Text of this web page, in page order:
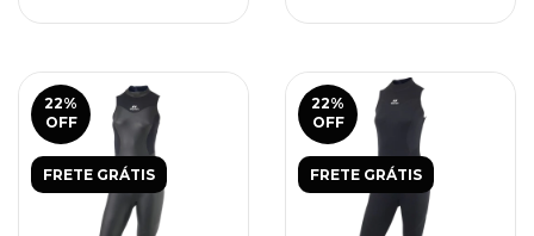
22%
OFF
FRETE GRÁTIS
22%
OFF
FRETE GRÁTIS